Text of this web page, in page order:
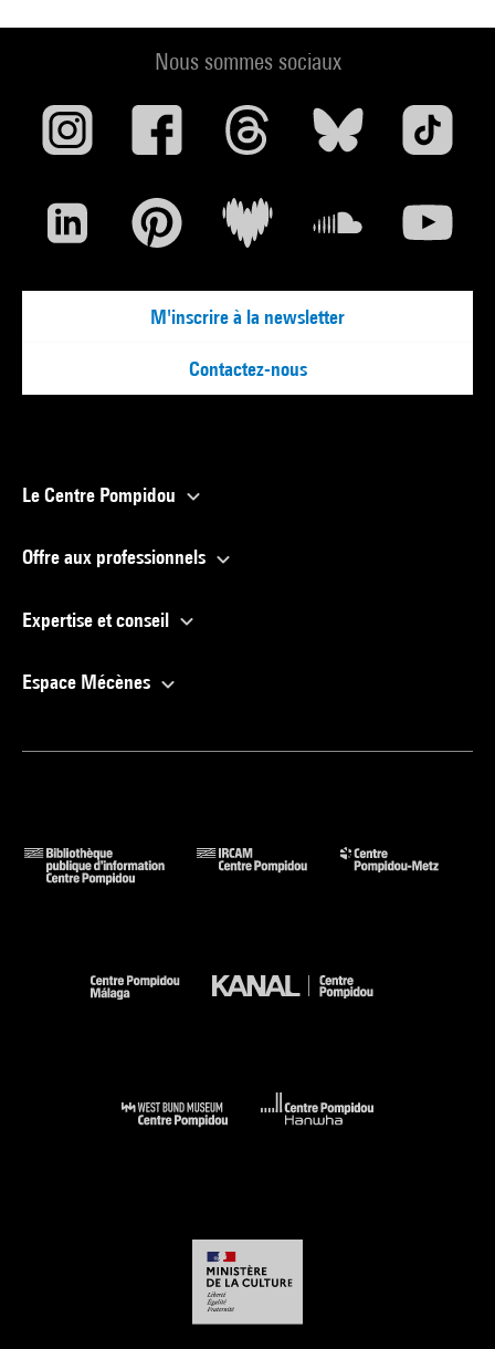
Nous sommes sociaux
M'inscrire à la newsletter
Contactez-nous
Le Centre Pompidou
Offre aux professionnels
Expertise et conseil
Espace Mécènes